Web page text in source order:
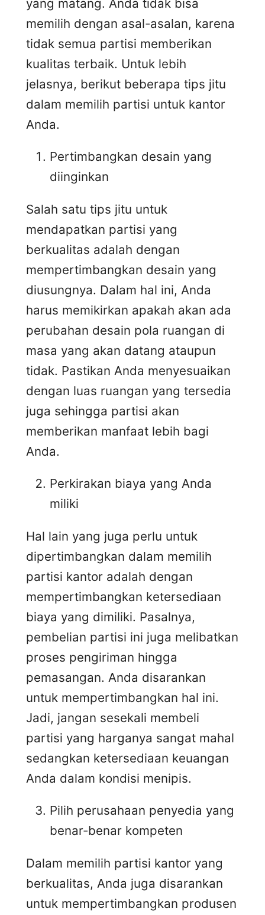
yang matang. Anda tidak bisa
memilih dengan asal-asalan, karena
tidak semua partisi memberikan
kualitas terbaik. Untuk lebih
jelasnya, berikut beberapa tips jitu
dalam memilih partisi untuk kantor
Anda.
Pertimbangkan desain yang
diinginkan
Salah satu tips jitu untuk
mendapatkan partisi yang
berkualitas adalah dengan
mempertimbangkan desain yang
diusungnya. Dalam hal ini, Anda
harus memikirkan apakah akan ada
perubahan desain pola ruangan di
masa yang akan datang ataupun
tidak. Pastikan Anda menyesuaikan
dengan luas ruangan yang tersedia
juga sehingga partisi akan
memberikan manfaat lebih bagi
Anda.
Perkirakan biaya yang Anda
miliki
Hal lain yang juga perlu untuk
dipertimbangkan dalam memilih
partisi kantor adalah dengan
mempertimbangkan ketersediaan
biaya yang dimiliki. Pasalnya,
pembelian partisi ini juga melibatkan
proses pengiriman hingga
pemasangan. Anda disarankan
untuk mempertimbangkan hal ini.
Jadi, jangan sesekali membeli
partisi yang harganya sangat mahal
sedangkan ketersediaan keuangan
Anda dalam kondisi menipis.
Pilih perusahaan penyedia yang
benar-benar kompeten
Dalam memilih partisi kantor yang
berkualitas, Anda juga disarankan
untuk mempertimbangkan produsen